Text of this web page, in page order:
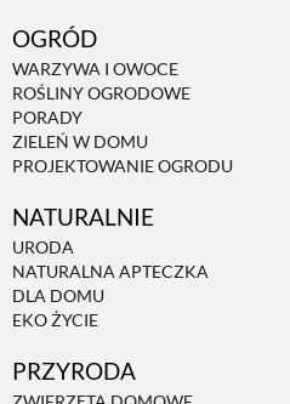
OGRÓD
WARZYWA I OWOCE
ROŚLINY OGRODOWE
PORADY
ZIELEŃ W DOMU
PROJEKTOWANIE OGRODU
NATURALNIE
URODA
NATURALNA APTECZKA
DLA DOMU
EKO ŻYCIE
PRZYRODA